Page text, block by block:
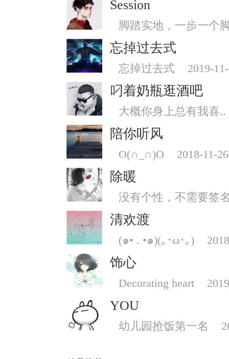
Session
脚踏实地，一步一个
忘掉过去式
忘掉过去式 2019-
叼着奶瓶逛酒吧
大概你身上总有我喜..
陪你听风
O(∩_∩)O 2018-11-26
除暖
没有个性，不需要签
清欢渡
(๑• . •๑)(｡･ω･｡)
饰心
Decorating heart
YOU
幼儿园抢饭第一名